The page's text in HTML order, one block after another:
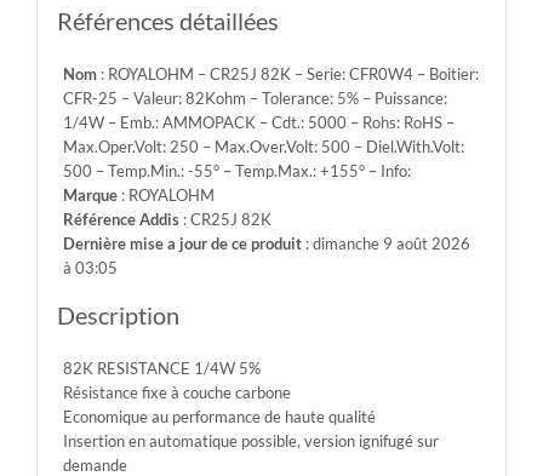
AMMOPACK
-
5000
-
Rohs:
RoHS
-
Max.Oper.Volt:
250
-
500
-
Temp.Min.:
-55°
Références détaillées
Nom: ROYALOHM – CR25J 82K – Serie: CFR0W4 – Boitier:
CFR-25 – Valeur: 82Kohm – Tolerance: 5% – Puissance:
1/4W – Emb.: AMMOPACK – Cdt.: 5000 – Rohs: RoHS –
Max.Oper.Volt: 250 – Max.Over.Volt: 500 – Diel.With.Volt:
500 – Temp.Min.: -55° – Temp.Max.: +155° – Info:
Marque: ROYALOHM
Référence Addis: CR25J 82K
Dernière mise a jour de ce produit: dimanche 9 août 2026
à 03:05
Description
82K RESISTANCE 1/4W 5%
Résistance fixe à couche carbone
Economique au performance de haute qualité
Insertion en automatique possible, version ignifugé sur
demande